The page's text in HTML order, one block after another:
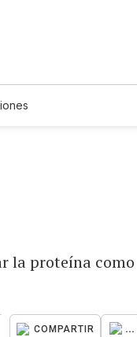
la proteína como
COMPARTIR ...